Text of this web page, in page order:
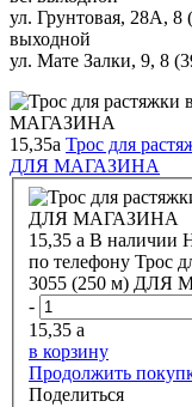
ул. Грунтовая, 28А, 8
выходной
ул. Мате Залки, 9, 8
15,35a Трос для
ДЛЯ МАГАЗИНА
15,35 a В наличии
по телефону Трос
3055 (250 м) ДЛЯ
-
15,35 a
в корзину
Продолжить
Поделиться